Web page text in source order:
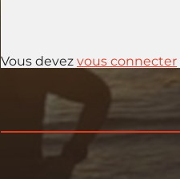
Vous devez vous connecter